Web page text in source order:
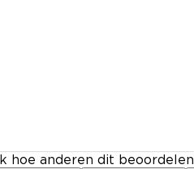
hoe anderen dit beoordelen